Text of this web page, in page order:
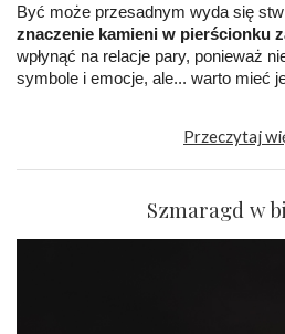
Być może przesadnym wyda się
znaczenie kamieni w pierścionku
wpłynąć na relacje pary, ponieważ
symbole i emocje, ale... warto mieć
Przeczytaj
Szmaragd w